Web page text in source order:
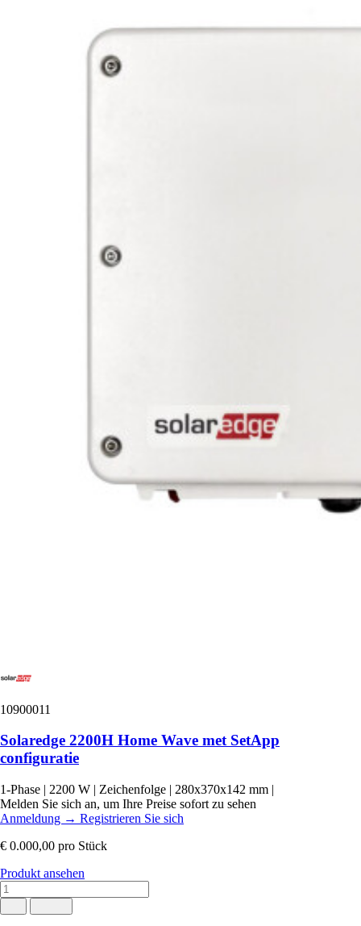
10900011
Solaredge 2200H Home Wave met SetApp
configuratie
1-Phase | 2200 W | Zeichenfolge | 280x370x142 mm |
Melden Sie sich an, um Ihre Preise sofort zu sehen
Anmeldung → Registrieren Sie sich
€ 0.000,00 pro Stück
Produkt ansehen